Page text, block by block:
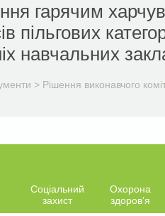
гарячим
пільгових
навчальних
> Рішення виконавчого
Соціальний
захист
Охорона
здоров’я